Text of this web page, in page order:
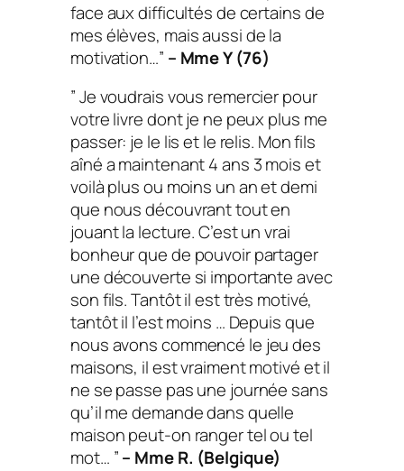
face aux difficultés de certains de
mes élèves, mais aussi de la
motivation…” – Mme Y (76)
” Je voudrais vous remercier pour
votre livre dont je ne peux plus me
passer: je le lis et le relis. Mon fils
aîné a maintenant 4 ans 3 mois et
voilà plus ou moins un an et demi
que nous découvrant tout en
jouant la lecture. C’est un vrai
bonheur que de pouvoir partager
une découverte si importante avec
son fils. Tantôt il est très motivé,
tantôt il l’est moins … Depuis que
nous avons commencé le jeu des
maisons, il est vraiment motivé et il
ne se passe pas une journée sans
qu’il me demande dans quelle
maison peut-on ranger tel ou tel
mot… ”– Mme R. (Belgique)